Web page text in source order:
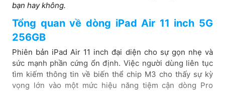
bạn hay không.
Tổng quan về dòng iPad Air 11 inch 5G
256GB
Phiên bản iPad Air 11 inch đại diện cho sự gọn nhẹ và
sức mạnh phần cứng ổn định. Việc người dùng liên tục
tìm kiếm thông tin về biến thể chip M3 cho thấy sự kỳ
vọng lớn vào một mức hiệu năng tiệm cận dòng Pro